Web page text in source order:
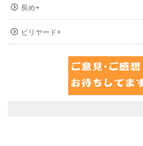
長め+
ビリヤード+